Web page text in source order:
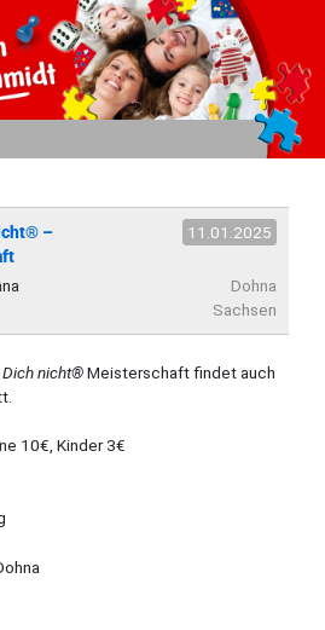
–
11.01.2025
Dohna
Sachsen
Dich nicht®Meisterschaft findet auch
10€, Kinder 3€